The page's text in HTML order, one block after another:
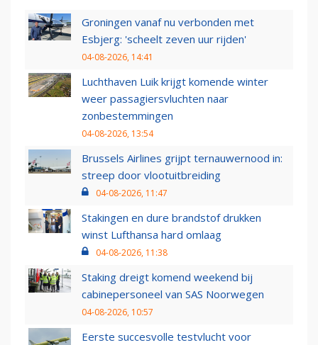
Groningen vanaf nu verbonden met
Esbjerg: 'scheelt zeven uur rijden'
04-08-2026, 14:41
Luchthaven Luik krijgt komende winter
weer passagiersvluchten naar
zonbestemmingen
04-08-2026, 13:54
Brussels Airlines grijpt ternauwernood in:
streep door vlootuitbreiding
04-08-2026, 11:47
Stakingen en dure brandstof drukken
winst Lufthansa hard omlaag
04-08-2026, 11:38
Staking dreigt komend weekend bij
cabinepersoneel van SAS Noorwegen
04-08-2026, 10:57
Eerste succesvolle testvlucht voor